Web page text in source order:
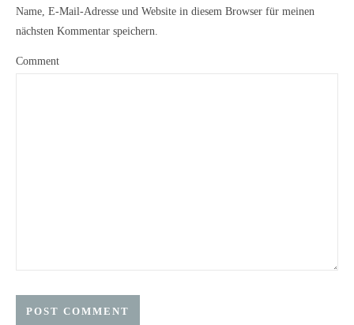
Name, E-Mail-Adresse und Website in diesem Browser für meinen
nächsten Kommentar speichern.
Comment